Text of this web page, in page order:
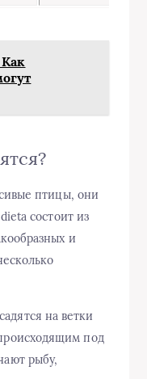
птицы, они
состоит из
и
на ветки
под
рыбу,